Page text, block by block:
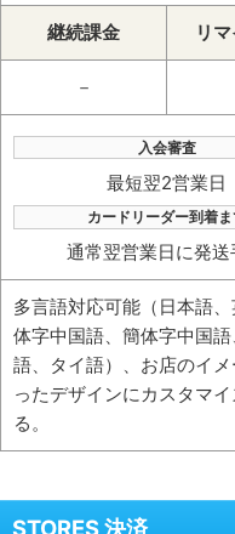
継続課金 リ
－
入会審査
最短翌2営業日
カードリーダー到着ま
通常翌営業日に発送
多言語対応可能（日本語
体字中国語、簡体字中国
語、タイ語）、お店のイ
ったデザインにカスタマイ
る。
STORES 決済